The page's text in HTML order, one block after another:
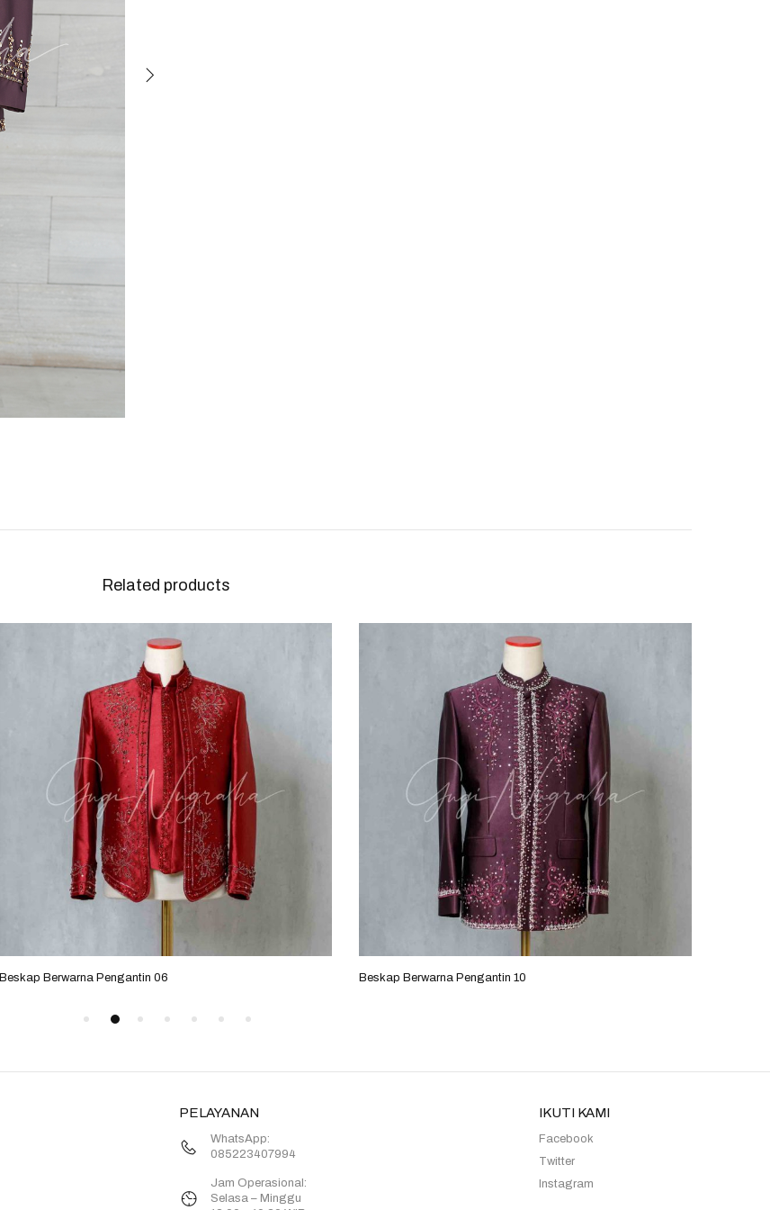
Related products
Beskap Berwarna Pengantin 06 Beskap Berwarna Pengantin 10
PELAYANAN
WhatsApp:
085223407994
Jam Operasional:
Selasa – Minggu
IKUTI KAMI
Facebook
Twitter
Instagram